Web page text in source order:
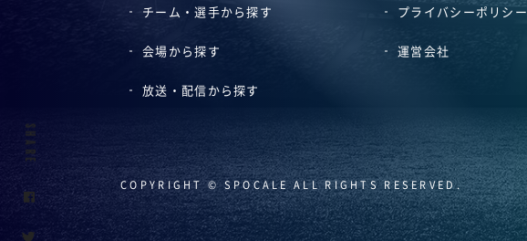
チーム・選手から探す
会場から探す
放送・配信から探す
プライバシーポリシー
運営会社
COPYRIGHT © SPOCALE ALL RIGHTS RESERVED.
SHARE